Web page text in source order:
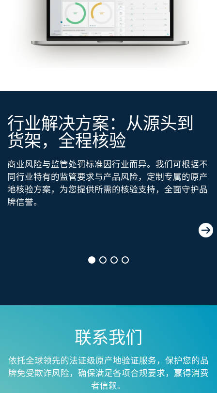
行业解决方案： 从源头到
货架，全程核验​
商业风险与监管处罚标准因行业而异。我们可根据不
同行业特有的监管要求与产品风险，定制专属的原产
地核验方案，为您提供所需的核验支持，全面守护品
牌信誉。​
联系我们
依托全球领先的法证级原产地验证服务，保护您的品
牌免受欺诈风险，确保满足各项合规要求，赢得消费
者信赖。